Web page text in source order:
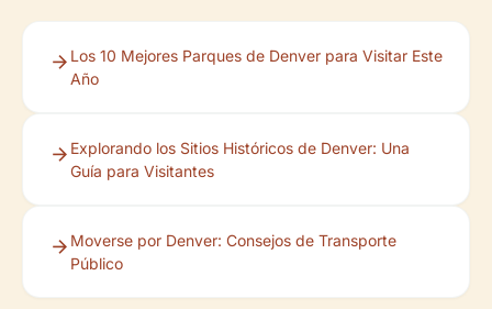
Los 10 Mejores Parques de Denver para Visitar Este
Año
Explorando los Sitios Históricos de Denver: Una
Guía para Visitantes
Moverse por Denver: Consejos de Transporte
Público